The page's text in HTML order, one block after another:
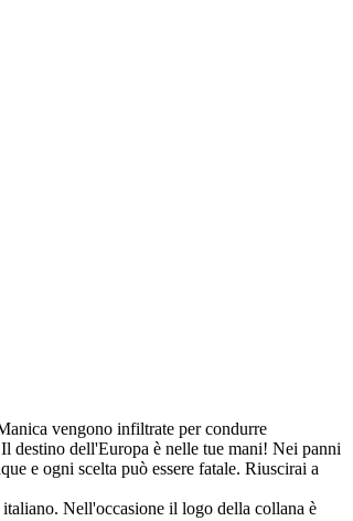
vengono infiltrate per condurre
destino dell'Europa è nelle tue mani! Nei panni
e ogni scelta può essere fatale. Riuscirai a
Nell'occasione il logo della collana è